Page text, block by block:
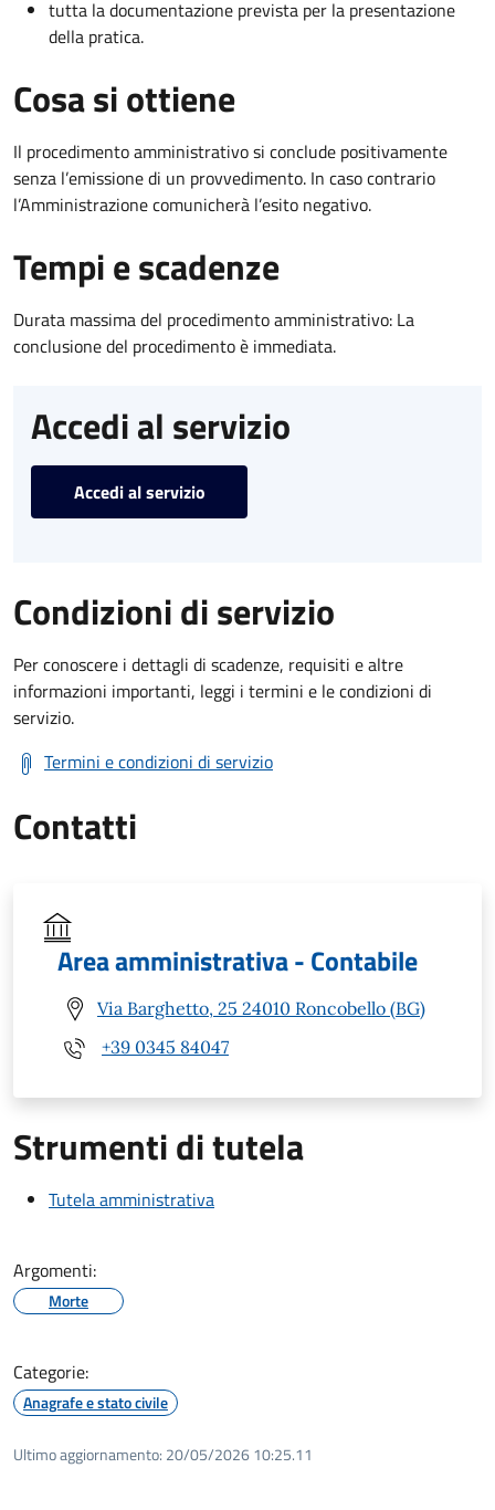
tutta la documentazione prevista per la presentazione
della pratica.
Cosa si ottiene
Il procedimento amministrativo si conclude positivamente
senza l’emissione di un provvedimento. In caso contrario
l’Amministrazione comunicherà l’esito negativo.
Tempi e scadenze
Durata massima del procedimento amministrativo: La
conclusione del procedimento è immediata.
Accedi al servizio
Accedi al servizio
Condizioni di servizio
Per conoscere i dettagli di scadenze, requisiti e altre
informazioni importanti, leggi i termini e le condizioni di
servizio.
Termini e condizioni di servizio
Contatti
Area amministrativa - Contabile
Via Barghetto, 25 24010 Roncobello (BG)
+39 0345 84047
Strumenti di tutela
Tutela amministrativa
Argomenti:
Morte
Categorie:
Anagrafe e stato civile
Ultimo aggiornamento: 20/05/2026 10:25.11